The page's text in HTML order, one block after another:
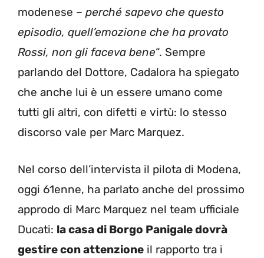
modenese – perché sapevo che questo
episodio, quell’emozione che ha provato
Rossi, non gli faceva bene“. Sempre
parlando del Dottore, Cadalora ha spiegato
che anche lui è un essere umano come
tutti gli altri, con difetti e virtù: lo stesso
discorso vale per Marc Marquez.
Nel corso dell’intervista il pilota di Modena,
oggi 61enne, ha parlato anche del prossimo
approdo di Marc Marquez nel team ufficiale
Ducati: la casa di Borgo Panigale dovrà
gestire con attenzione il rapporto tra i